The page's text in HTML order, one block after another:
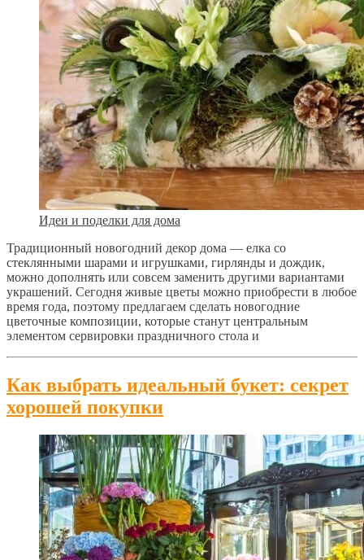
Идеи и поделки для дома
Традиционный новогодний декор дома — елка со
стеклянными шарами и игрушками, гирлянды и дождик,
можно дополнять или совсем заменить другими вариантами
украшений. Сегодня живые цветы можно приобрести в любое
время года, поэтому предлагаем сделать новогодние
цветочные композиции, которые станут центральным
элементом сервировки праздничного стола и
Как выбрать идеальный букет: секрет
хорошей покупки